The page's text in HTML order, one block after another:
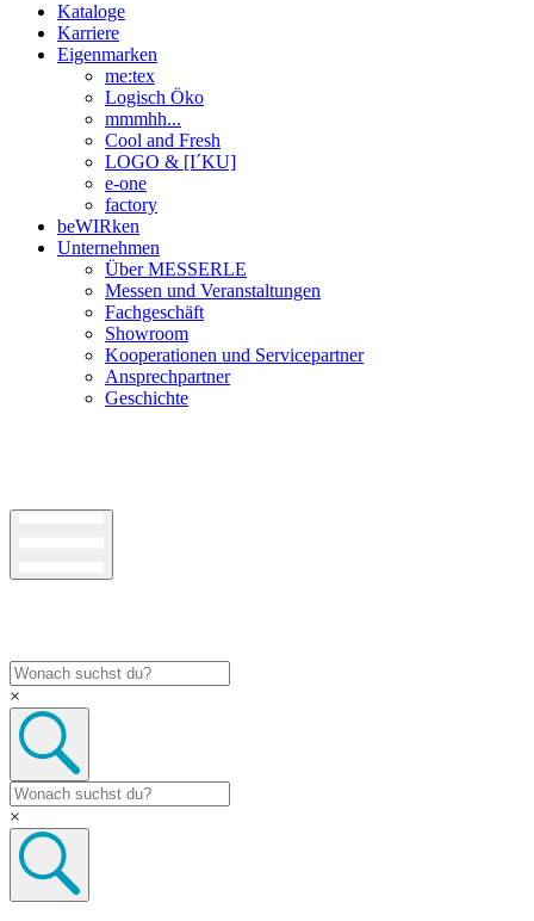
Kataloge
Karriere
Eigenmarken
me:tex
Logisch Öko
mmmhh...
Cool and Fresh
LOGO & [I´KU]
e-one
factory
beWIRken
Unternehmen
Über MESSERLE
Messen und Veranstaltungen
Fachgeschäft
Showroom
Kooperationen und Servicepartner
Ansprechpartner
Geschichte
×
×